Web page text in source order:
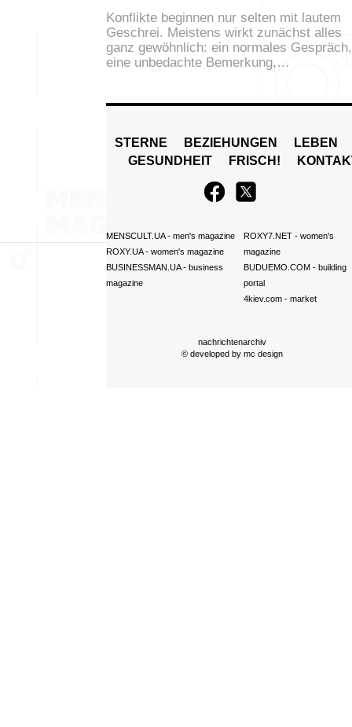
Konflikte beginnen nur selten mit lautem
Geschrei. Meistens wirkt zunächst alles
ganz gewöhnlich: ein normales Gespräch,
eine unbedachte Bemerkung,…
STERNE BEZIEHUNGEN
LEBEN
GESUNDHEIT
FRISCH!
MENSCULT.UA- men's magazine
ROXY.UA- women's magazine
BUSINESSMAN.UA- business
magazine
ROXY7.NET- women's
magazine
BUDUEMO.COM- building
portal
4kiev.com- market
nachrichtenarchiv
© developed by mc design